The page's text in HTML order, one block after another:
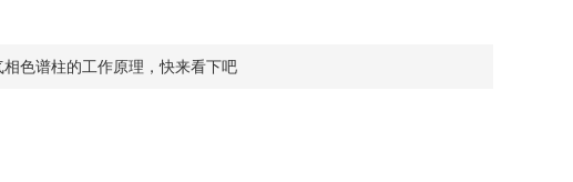
相色谱柱的工作原理，快来看下吧